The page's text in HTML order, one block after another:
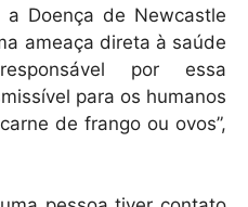
Doença de Newcastle
ameaça direta à saúde
por essa
para os humanos
de frango ou ovos”,